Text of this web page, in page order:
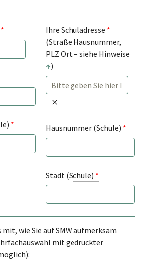
*
*
Ihre Schuladresse *
(Straße Hausnummer,
PLZ Ort – siehe Hinweise
↑)
Hausnummer (Schule) *
Stadt (Schule) *
wie Sie auf SMW aufmerksam
mit gedrückter